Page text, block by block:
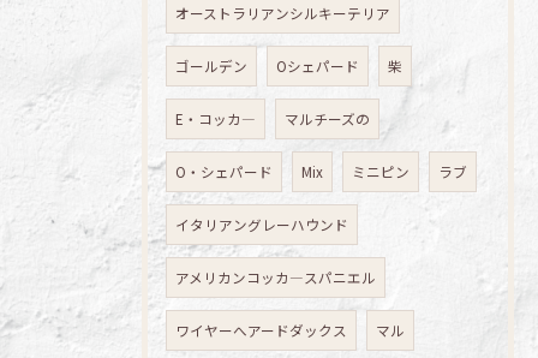
オーストラリアンシルキーテリア
ゴールデン Oシェパード 柴
E・コッカ― マルチーズの
O・シェパード Mix ミニピン ラブ
イタリアングレーハウンド
アメリカンコッカ―スパニエル
ワイヤーへアードダックス マル